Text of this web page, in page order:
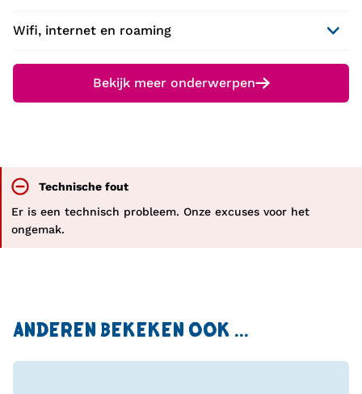
Wifi, internet en roaming
Bekijk meer onderwerpen
Technische fout
Er is een technisch probleem. Onze excuses voor het
ongemak.
ANDEREN BEKEKEN OOK ...